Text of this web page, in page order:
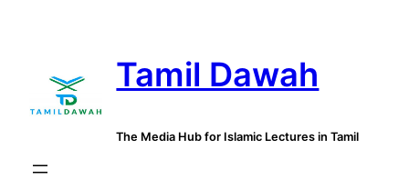
Tamil Dawah
The Media Hub for Islamic Lectures in Tamil